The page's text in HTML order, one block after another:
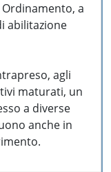
a
abilitazione
agli
maturati, un
a diverse
anche in